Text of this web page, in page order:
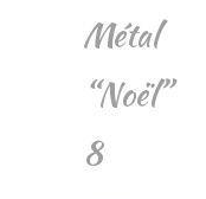
Métal
“Noël”
8